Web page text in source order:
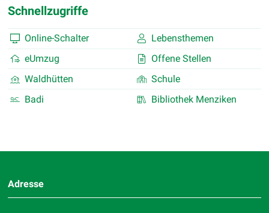
Schnellzugriffe
Online-Schalter
Lebensthemen
eUmzug
Offene Stellen
Waldhütten
Schule
Badi
Bibliothek Menziken
Adresse